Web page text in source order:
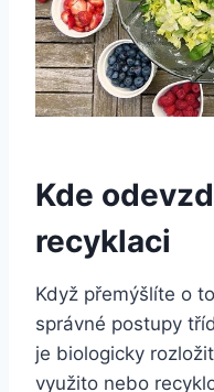
Kde
⁢recyklaci
Když přemýšlíte o
správné postupy
je biologicky⁣
využito nebo⁤